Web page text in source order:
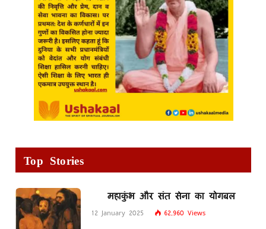
Top Stories
महाकुंभ और संत सेना का योगबल
12 January 2025 62,960 Views